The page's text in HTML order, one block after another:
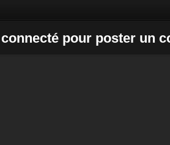
pour poster un